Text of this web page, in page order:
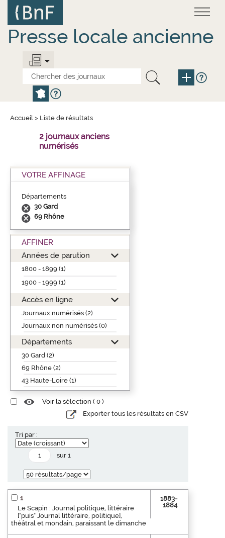
contenu
principal
Presse locale ancienne
Accueil > Liste de résultats
2 journaux anciens
numérisés
VOTRE AFFINAGE
Départements
30 Gard
69 Rhône
AFFINER
Années de parution
1800 - 1899 (1)
1900 - 1999 (1)
Accès en ligne
Journaux numérisés (2)
Journaux non numérisés (0)
Départements
30 Gard (2)
69 Rhône (2)
43 Haute-Loire (1)
Voir la sélection ( 0 )
Exporter tous les résultats en CSV
Tri par :
sur 1
1
Le Scapin : Journal politique, littéraire
["puis" Journal littéraire, politique],
théâtral et mondain, paraissant le dimanche
1883-
1884
Panneau de gestion des cookies